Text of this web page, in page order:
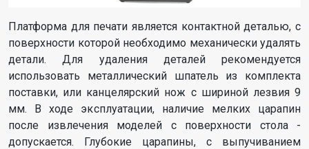
Платформа для печати является контактной деталью, с
поверхности которой необходимо механически удалять
детали. Для удаления деталей рекомендуется
использовать металлический шпатель из комплекта
поставки, или канцелярский нож с шириной лезвия 9
мм. В ходе эксплуатации, наличие мелких царапин
после извлечения моделей с поверхности стола -
допускается. Глубокие царапины, с выпучиванием